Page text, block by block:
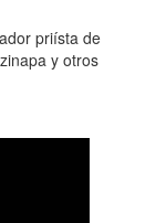
priísta de
y otros